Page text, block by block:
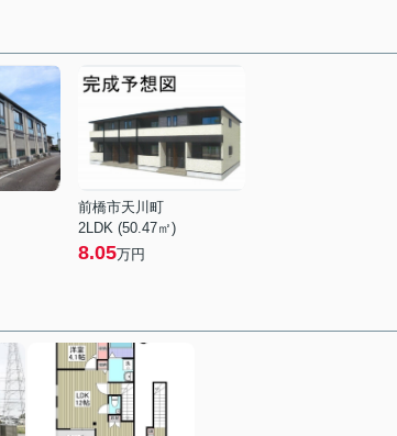
前橋市天川町
2LDK (50.47㎡)
8.05万円